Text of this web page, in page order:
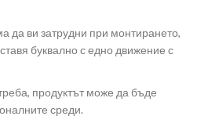
да ви затрудни при монтирането,
буквално с едно движение с
продуктът може да бъде
среди.